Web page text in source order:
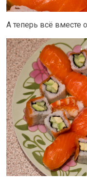
А теперь всё